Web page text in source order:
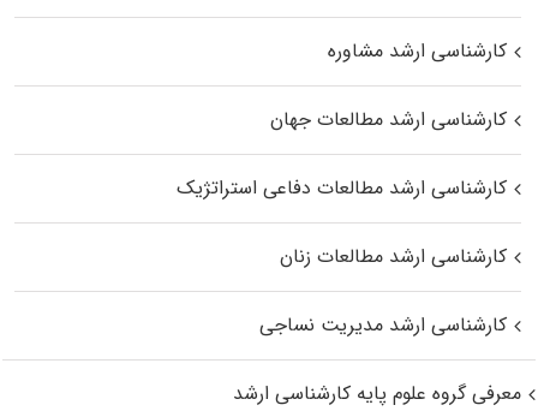
کارشناسی ارشد مشاوره
کارشناسی ارشد مطالعات جهان
کارشناسی ارشد مطالعات دفاعی استراتژیک
کارشناسی ارشد مطالعات زنان
کارشناسی ارشد مدیریت نساجی
معرفی گروه علوم پایه کارشناسی ارشد